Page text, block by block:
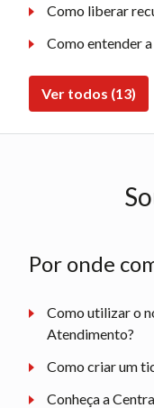
Como liberar
Como entender
Ver todos (13)
Por onde
Como utilizar o
Atendimento?
Como criar um
Conheça a